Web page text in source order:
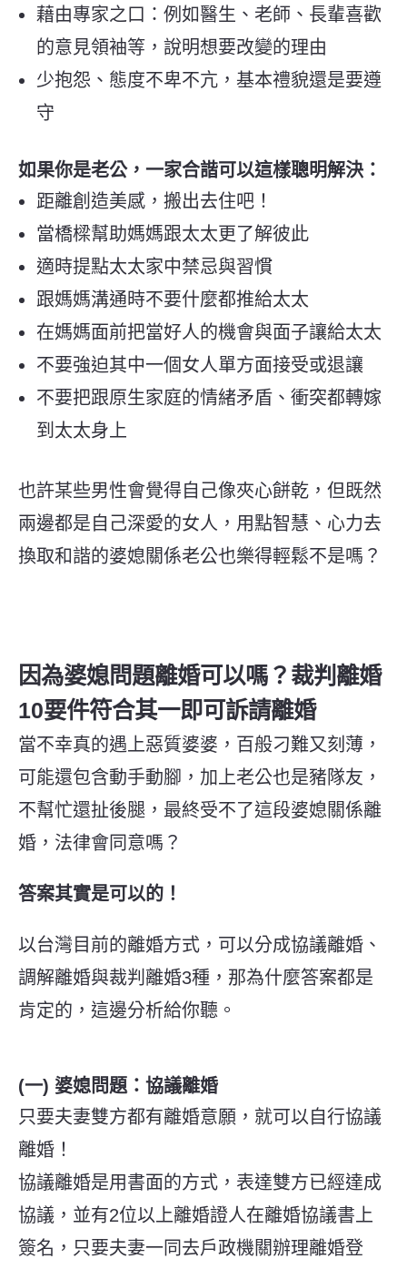
藉由專家之口：例如醫生、老師、長輩喜歡
的意見領袖等，說明想要改變的理由
少抱怨、態度不卑不亢，基本禮貌還是要遵
守
如果你是老公，一家合諧可以這樣聰明解決：
距離創造美感，搬出去住吧！
當橋樑幫助媽媽跟太太更了解彼此
適時提點太太家中禁忌與習慣
跟媽媽溝通時不要什麼都推給太太
在媽媽面前把當好人的機會與面子讓給太太
不要強迫其中一個女人單方面接受或退讓
不要把跟原生家庭的情緒矛盾、衝突都轉嫁
到太太身上
也許某些男性會覺得自己像夾心餅乾，但既然
兩邊都是自己深愛的女人，用點智慧、心力去
換取和諧的婆媳關係老公也樂得輕鬆不是嗎？
因為婆媳問題離婚可以嗎？裁判離婚
10要件符合其一即可訴請離婚
當不幸真的遇上惡質婆婆，百般刁難又刻薄，
可能還包含動手動腳，加上老公也是豬隊友，
不幫忙還扯後腿，最終受不了這段婆媳關係離
婚，法律會同意嗎？
答案其實是可以的！
以台灣目前的離婚方式，可以分成協議離婚、
調解離婚與裁判離婚3種，那為什麼答案都是
肯定的，這邊分析給你聽。
(一) 婆媳問題：協議離婚
只要夫妻雙方都有離婚意願，就可以自行協議
離婚！
協議離婚是用書面的方式，表達雙方已經達成
協議，並有2位以上離婚證人在離婚協議書上
簽名，只要夫妻一同去戶政機關辦理離婚登